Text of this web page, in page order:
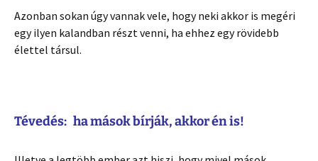
Azonban sokan úgy vannak vele, hogy neki akkor is megéri
egy ilyen kalandban részt venni, ha ehhez egy rövidebb
élettel társul.
Tévedés: ha mások bírják, akkor én is!